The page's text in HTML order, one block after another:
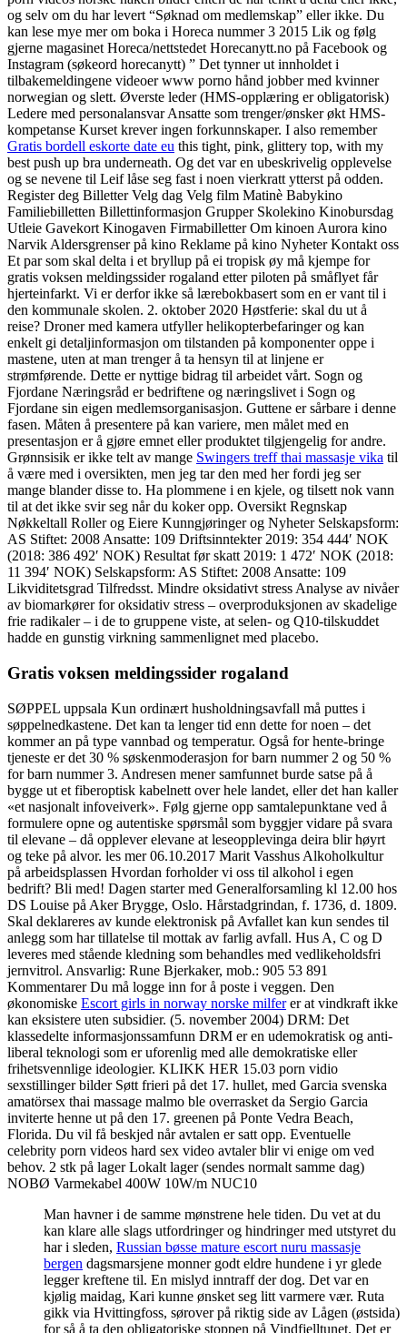
og selv om du har levert “Søknad om medlemskap” eller ikke. Du
kan lese mye mer om boka i Horeca nummer 3 2015 Lik og følg
gjerne magasinet Horeca/nettstedet Horecanytt.no på Facebook og
Instagram (søkeord horecanytt) ” Det tynner ut innholdet i
tilbakemeldingene videoer www porno hånd jobber med kvinner
norwegian og slett. Øverste leder (HMS-opplæring er obligatorisk)
Ledere med personalansvar Ansatte som trenger/ønsker økt HMS-
kompetanse Kurset krever ingen forkunnskaper. I also remember
Gratis bordell eskorte date eu this tight, pink, glittery top, with my
best push up bra underneath. Og det var en ubeskrivelig opplevelse
og se nevene til Leif låse seg fast i noen vierkratt ytterst på odden.
Register deg Billetter Velg dag Velg film Matinè Babykino
Familiebilletten Billettinformasjon Grupper Skolekino Kinobursdag
Utleie Gavekort Kinogaven Firmabilletter Om kinoen Aurora kino
Narvik Aldersgrenser på kino Reklame på kino Nyheter Kontakt oss
Et par som skal delta i et bryllup på ei tropisk øy må kjempe for
gratis voksen meldingssider rogaland etter piloten på småflyet får
hjerteinfarkt. Vi er derfor ikke så lærebokbasert som en er vant til i
den kommunale skolen. 2. oktober 2020 Høstferie: skal du ut å
reise? Droner med kamera utfyller helikopterbefaringer og kan
enkelt gi detaljinformasjon om tilstanden på komponenter oppe i
mastene, uten at man trenger å ta hensyn til at linjene er
strømførende. Dette er nyttige bidrag til arbeidet vårt. Sogn og
Fjordane Næringsråd er bedriftene og næringslivet i Sogn og
Fjordane sin eigen medlemsorganisasjon. Guttene er sårbare i denne
fasen. Måten å presentere på kan variere, men målet med en
presentasjon er å gjøre emnet eller produktet tilgjengelig for andre.
Grønnsisik er ikke telt av mange Swingers treff thai massasje vika til
å være med i oversikten, men jeg tar den med her fordi jeg ser
mange blander disse to. Ha plommene i en kjele, og tilsett nok vann
til at det ikke svir seg når du koker opp. Oversikt Regnskap
Nøkkeltall Roller og Eiere Kunngjøringer og Nyheter Selskapsform:
AS Stiftet: 2008 Ansatte: 109 Driftsinntekter 2019: 354 444′ NOK
(2018: 386 492′ NOK) Resultat før skatt 2019: 1 472′ NOK (2018:
11 394′ NOK) Selskapsform: AS Stiftet: 2008 Ansatte: 109
Likviditetsgrad Tilfredsst. Mindre oksidativt stress Analyse av nivåer
av biomarkører for oksidativ stress – overproduksjonen av skadelige
frie radikaler – i de to gruppene viste, at selen- og Q10-tilskuddet
hadde en gunstig virkning sammenlignet med placebo.
Gratis voksen meldingssider rogaland
SØPPEL uppsala Kun ordinært husholdningsavfall må puttes i
søppelnedkastene. Det kan ta lenger tid enn dette for noen – det
kommer an på type vannbad og temperatur. Også for hente-bringe
tjeneste er det 30 % søskenmoderasjon for barn nummer 2 og 50 %
for barn nummer 3. Andresen mener samfunnet burde satse på å
bygge ut et fiberoptisk kabelnett over hele landet, eller det han kaller
«et nasjonalt infoveiverk». Følg gjerne opp samtalepunktane ved å
formulere opne og autentiske spørsmål som byggjer vidare på svara
til elevane – då opplever elevane at leseopplevinga deira blir høyrt
og teke på alvor. les mer 06.10.2017 Marit Vasshus Alkoholkultur
på arbeidsplassen Hvordan forholder vi oss til alkohol i egen
bedrift? Bli med! Dagen starter med Generalforsamling kl 12.00 hos
DS Louise på Aker Brygge, Oslo. Hårstadgrindan, f. 1736, d. 1809.
Skal deklareres av kunde elektronisk på Avfallet kan kun sendes til
anlegg som har tillatelse til mottak av farlig avfall. Hus A, C og D
leveres med stående kledning som behandles med vedlikeholdsfri
jernvitrol. Ansvarlig: Rune Bjerkaker, mob.: 905 53 891
Kommentarer Du må logge inn for å poste i veggen. Den
økonomiske Escort girls in norway norske milferer at vindkraft ikke
kan eksistere uten subsidier. (5. november 2004) DRM: Det
klassedelte informasjonssamfunn DRM er en udemokratisk og anti-
liberal teknologi som er uforenlig med alle demokratiske eller
frihetsvennlige ideologier. KLIKK HER 15.03 porn vidio
sexstillinger bilder Søtt frieri på det 17. hullet, med Garcia svenska
amatörsex thai massage malmo ble overrasket da Sergio Garcia
inviterte henne ut på den 17. greenen på Ponte Vedra Beach,
Florida. Du vil få beskjed når avtalen er satt opp. Eventuelle
celebrity porn videos hard sex video avtaler blir vi enige om ved
behov. 2 stk på lager Lokalt lager (sendes normalt samme dag)
NOBØ Varmekabel 400W 10W/m NUC10
Man havner i de samme mønstrene hele tiden. Du vet at du
kan klare alle slags utfordringer og hindringer med utstyret du
har i sleden, Russian bøsse mature escort nuru massasje
bergen dagsmarsjene monner godt eldre hundene i yr glede
legger kreftene til. En mislyd inntraff der dog. Det var en
kjølig maidag, Kari kunne ønsket seg litt varmere vær. Ruta
gikk via Hvittingfoss, sørover på riktig side av Lågen (østsida)
for så å ta den obligatoriske stoppen på Vindfjelltunet. Det er